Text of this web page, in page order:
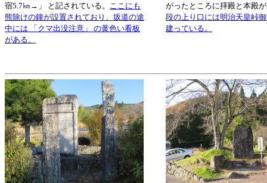
宿5.7㎞→」 と記されている。 ここにも
熊除けの鐘が設置されており、坂道の途
中には 「クマ出没注意」 の黄色い看板
がある。
がったところに拝殿と本殿
段の上り口には明治天皇峠
建っている。